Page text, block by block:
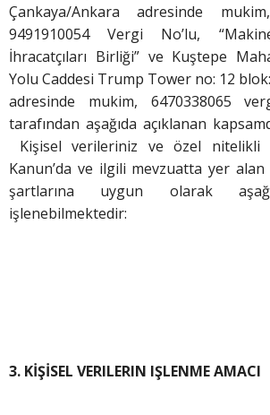
Çankaya/Ankara adresinde
9491910054 Vergi No’lu,
İhracatçıları Birliği” ve Kuştepe
Yolu Caddesi Trump Tower no: 12
adresinde mukim, 6470338065
tarafından aşağıda açıklanan
Kişisel verileriniz ve özel nitelikli
Kanun’da ve ilgili mevzuatta yer
şartlarına uygun olarak
işlenebilmektedir:
3. KİŞİSEL VERILERIN IŞLENME AMACI